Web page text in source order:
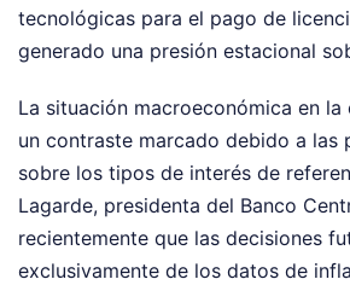
tecnológicas para el pago de
generado una presión estacional
La situación macroeconómica en la
un contraste marcado debido a las
sobre los tipos de interés de
Lagarde, presidenta del Banco
recientemente que las decisiones
exclusivamente de los datos de